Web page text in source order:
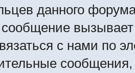
данного
с нами по